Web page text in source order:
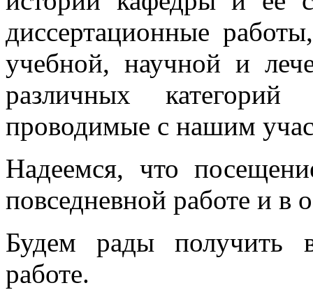
диссертационные
учебной, научной и
различных категорий
проводимые с нашим
Надеемся, что
повседневной работе и в
Будем рады получить
работе.